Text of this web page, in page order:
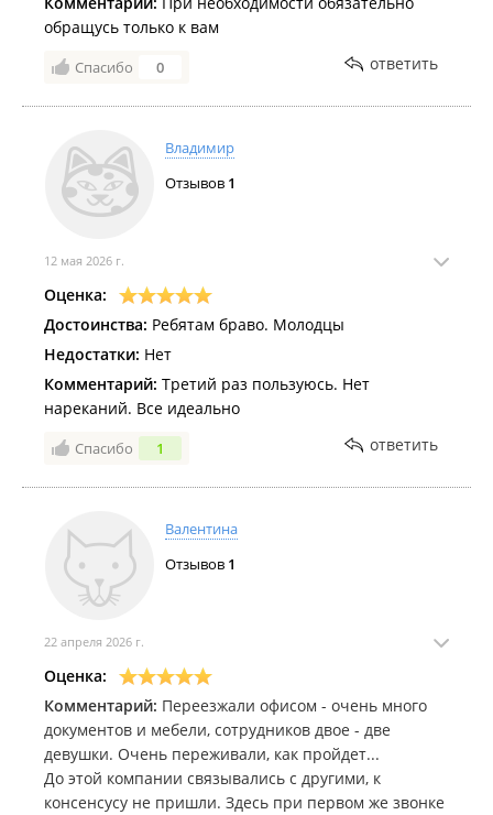
обращусь только к вам
Спасибо 0 ответить
Владимир
Отзывов 1
12 мая 2026 г.
Оценка:
Достоинства: Ребятам браво. Молодцы
Недостатки: Нет
Комментарий: Третий раз пользуюсь. Нет
нареканий. Все идеально
Спасибо 1 ответить
Валентина
Отзывов 1
22 апреля 2026 г.
Оценка:
Комментарий: Переезжали офисом - очень много
документов и мебели, сотрудников двое - две
девушки. Очень переживали, как пройдет...
До этой компании связывались с другими, к
консенсусу не пришли. Здесь при первом же звонке